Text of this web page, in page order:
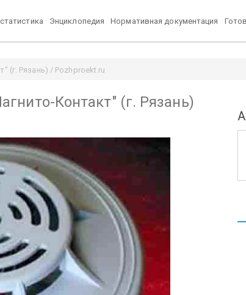
Энциклопедия Нормативная документация
(г. Рязань) / Pozhproekt.ru
Контакт" (г. Рязань)